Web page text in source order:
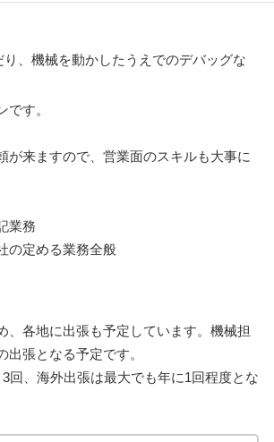
り、機械を動かしたうえでのデバッグな
す。
が来ますので、営業面のスキルも大事に
業務
の定める業務全般
、各地に出張も予定しています。機械担
出張となる予定です。
回、海外出張は最大でも年に1回程度とな